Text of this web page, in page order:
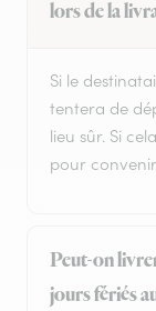
lors de la
Si le
tentera de
lieu sûr. Si
pour
Peut-on
jours fériés